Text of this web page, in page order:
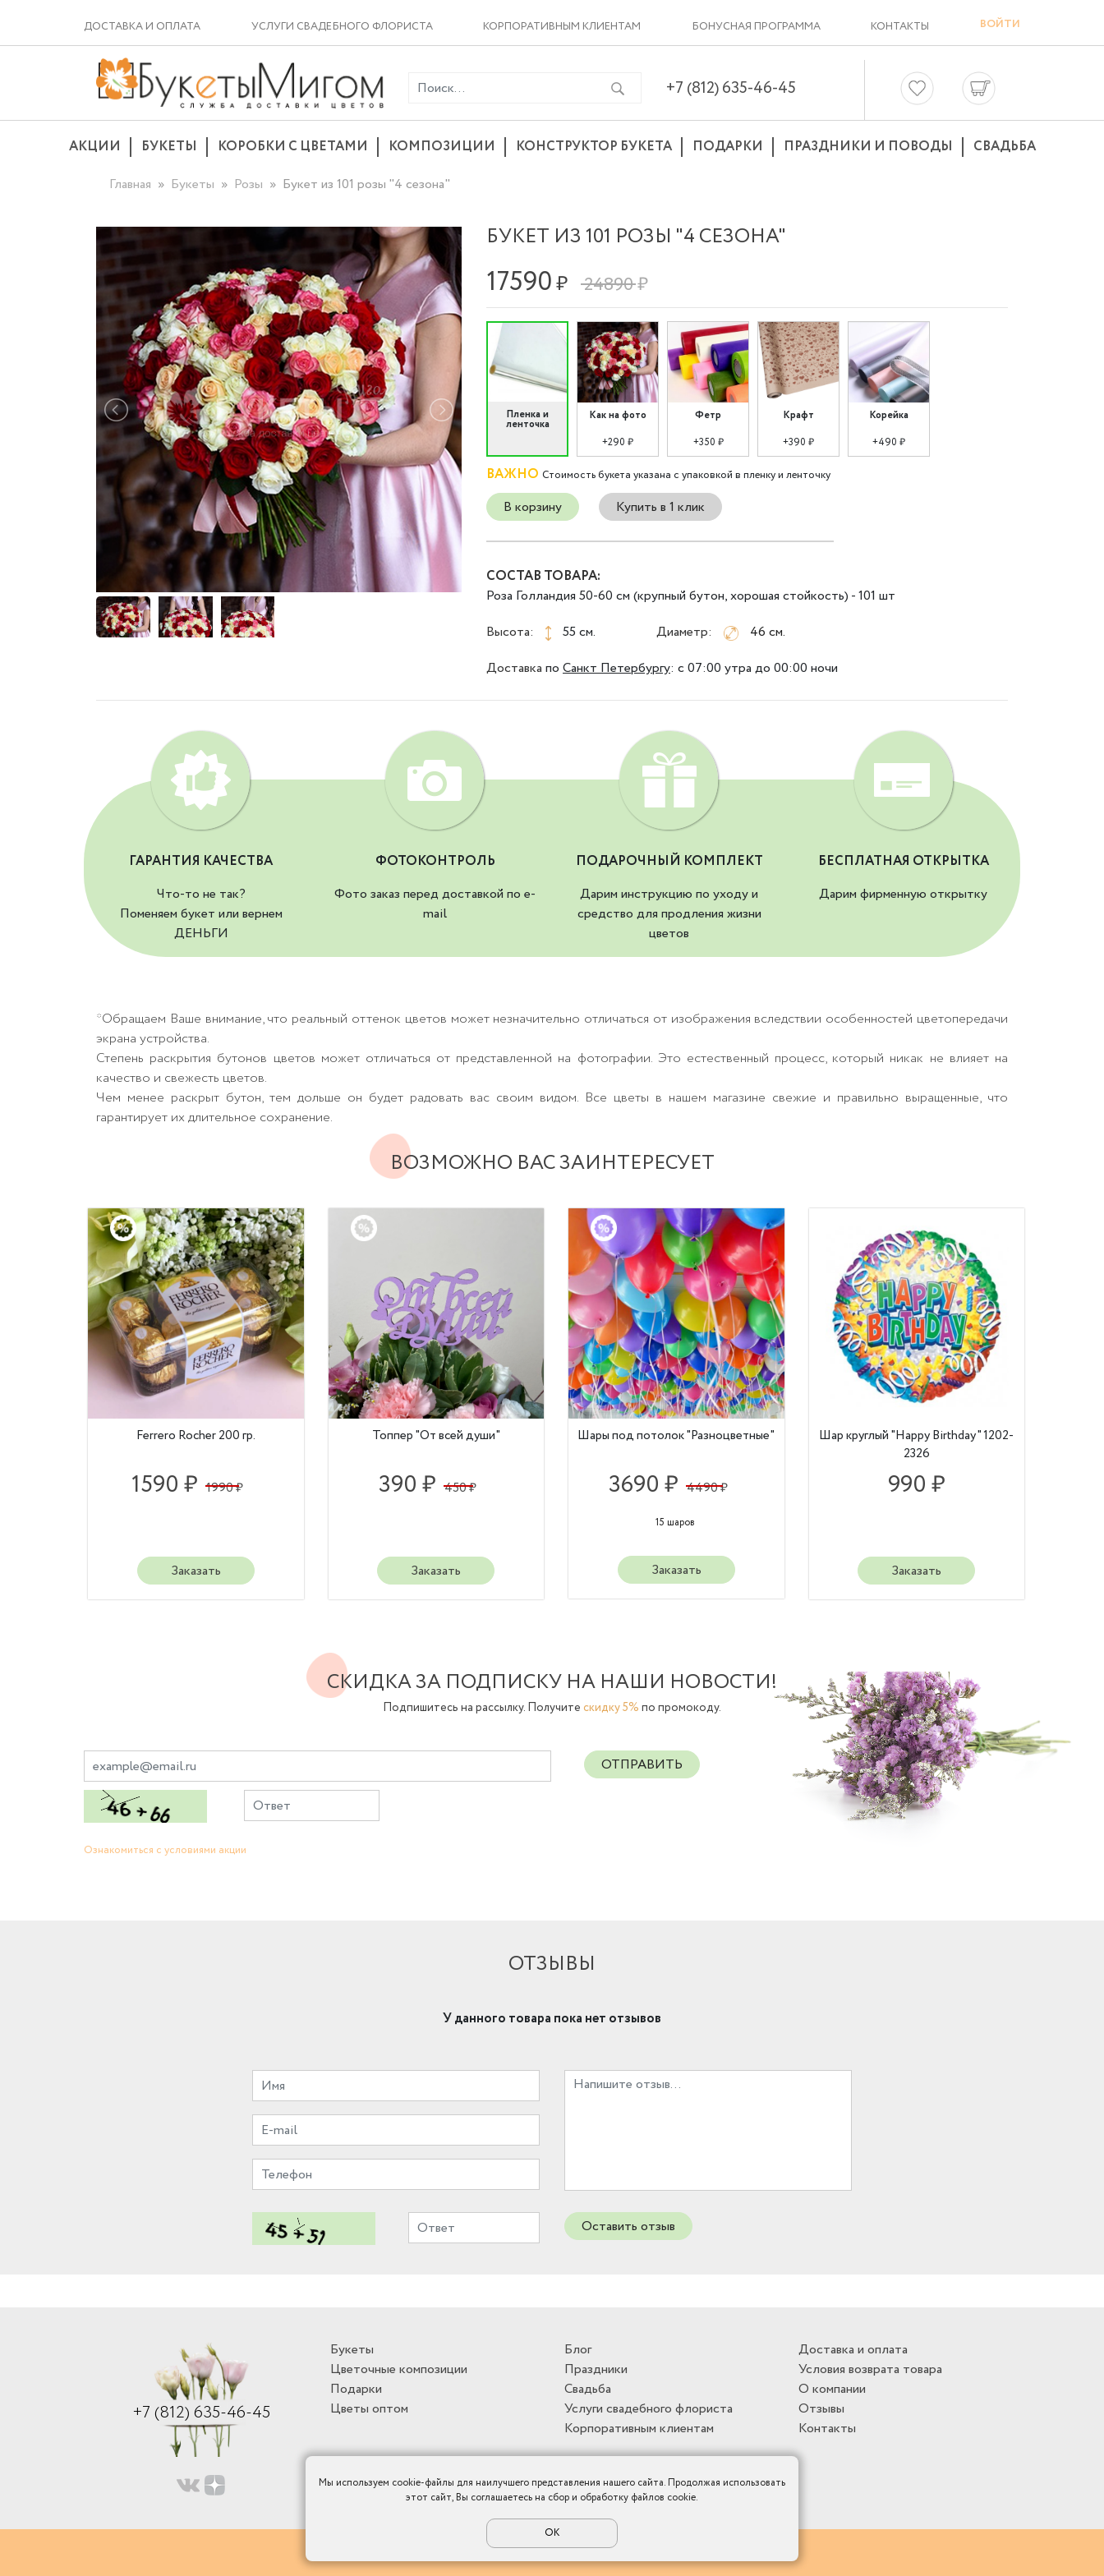
ДОСТАВКА И ОПЛАТА УСЛУГИ СВАДЕБНОГО ФЛОРИСТА КОРПОРАТИВНЫМ КЛИЕНТАМ БОНУСНАЯ ПРОГРАММА КОНТАКТЫ ВОЙТИ
+7 (812) 635-46-45
АКЦИИ БУКЕТЫ КОРОБКИ С ЦВЕТАМИ КОМПОЗИЦИИ КОНСТРУКТОР БУКЕТА ПОДАРКИ ПРАЗДНИКИ И ПОВОДЫ
СВАДЬБА
Главная
Букеты Розы Букет из 101 розы "4 сезона"
БУКЕТ ИЗ 101 РОЗЫ "4 СЕЗОНА"
17590₽ 24890 ₽
Пленка и
ленточка
Как на фото
+290 ₽
Фетр
+350 ₽
Крафт
+390 ₽
Корейка
+490 ₽
ВАЖНО Стоимость букета указана с упаковкой в пленку и ленточку
В корзину Купить в 1 клик
СОСТАВ ТОВАРА:
Роза Голландия 50-60 см (крупный бутон, хорошая стойкость) - 101 шт
Высота:
55 см. Диаметр:
46 см.
Доставка по Санкт Петербургу: с 07:00 утра до 00:00 ночи
ГАРАНТИЯ КАЧЕСТВА
Что-то не так?
Поменяем букет или вернем
ДЕНЬГИ
ФОТОКОНТРОЛЬ
Фото заказ перед доставкой по e-
mail
ПОДАРОЧНЫЙ КОМПЛЕКТ
Дарим инструкцию по уходу и
средство для продления жизни
цветов
БЕСПЛАТНАЯ ОТКРЫТКА
Дарим фирменную открытку
*Обращаем Ваше внимание, что реальный оттенок цветов может незначительно отличаться от изображения вследствии особенностей цветопередачи
экрана устройства.
Степень раскрытия бутонов цветов может отличаться от представленной на фотографии. Это естественный процесс, который никак не влияет на
качество и свежесть цветов.
Чем менее раскрыт бутон, тем дольше он будет радовать вас своим видом. Все цветы в нашем магазине свежие и правильно выращенные, что
гарантирует их длительное сохранение.
ВОЗМОЖНО ВАС ЗАИНТЕРЕСУЕТ
Ferrero Rocher 200 гр.
1590 ₽ 1990 ₽
Заказать
Топпер "От всей души"
390 ₽ 450 ₽
Заказать
Шары под потолок "Разноцветные"
3690 ₽ 4490 ₽
15 шаров
Заказать
Шар круглый "Happy Birthday" 1202-
2326
990 ₽
Заказать
СКИДКА ЗА ПОДПИСКУ НА НАШИ НОВОСТИ!
Подпишитесь на рассылку. Получите скидку 5% по промокоду.
ОТПРАВИТЬ
Ознакомиться с условиями акции
ОТЗЫВЫ
У данного товара пока нет отзывов
Оставить отзыв
+7 (812) 635-46-45
Букеты
Цветочные композиции
Подарки
Цветы оптом
Блог
Праздники
Свадьба
Услуги свадебного флориста
Корпоративным клиентам
Доставка и оплата
Условия возврата товара
О компании
Отзывы
Контакты
Мы используем cookie-файлы для наилучшего представления нашего сайта. Продолжая использовать
этот сайт, Вы соглашаетесь на сбор и обработку файлов cookie.
ОК